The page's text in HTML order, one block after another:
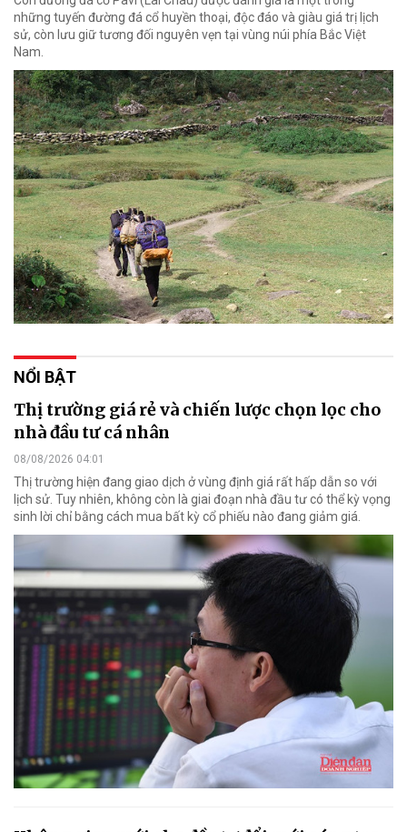
những tuyến đường đá cổ huyền thoại, độc đáo và giàu giá trị lịch
sử, còn lưu giữ tương đối nguyên vẹn tại vùng núi phía Bắc Việt
Nam.
NỔI BẬT
Thị trường giá rẻ và chiến lược chọn lọc cho
nhà đầu tư cá nhân
08/08/2026 04:01
Thị trường hiện đang giao dịch ở vùng định giá rất hấp dẫn so với
lịch sử. Tuy nhiên, không còn là giai đoạn nhà đầu tư có thể kỳ vọng
sinh lời chỉ bằng cách mua bất kỳ cổ phiếu nào đang giảm giá.